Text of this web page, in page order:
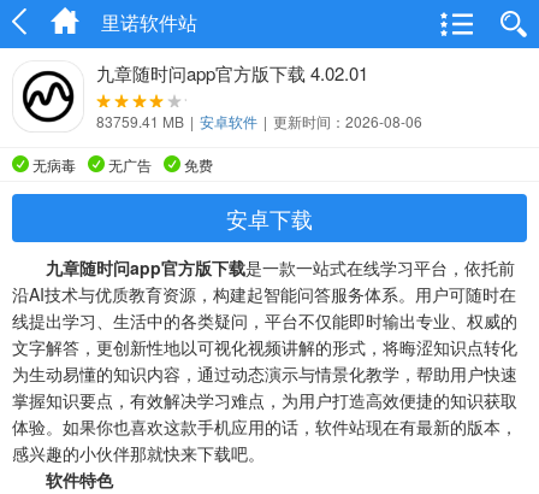
里诺软件站
九章随时问app官方版下载 4.02.01
83759.41 MB | 安卓软件 | 更新时间：2026-08-06
无病毒 无广告 免费
安卓下载
九章随时问app官方版下载是一款一站式在线学习平台，依托前
沿AI技术与优质教育资源，构建起智能问答服务体系。用户可随时在
线提出学习、生活中的各类疑问，平台不仅能即时输出专业、权威的
文字解答，更创新性地以可视化视频讲解的形式，将晦涩知识点转化
为生动易懂的知识内容，通过动态演示与情景化教学，帮助用户快速
掌握知识要点，有效解决学习难点，为用户打造高效便捷的知识获取
体验。如果你也喜欢这款手机应用的话，软件站现在有最新的版本，
感兴趣的小伙伴那就快来下载吧。
软件特色